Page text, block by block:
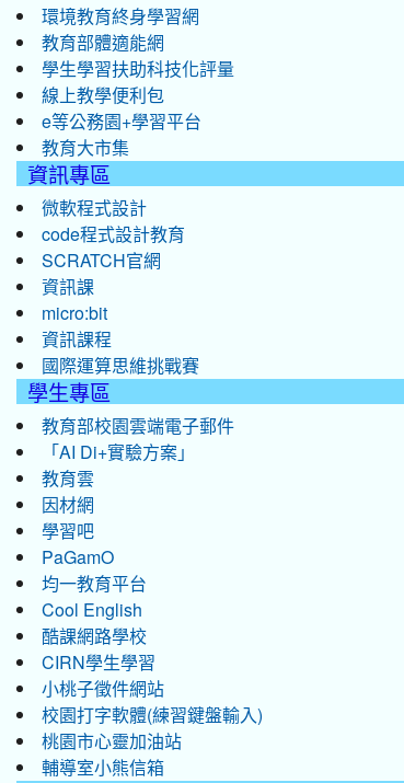
環境教育終身學習網
教育部體適能網
學生學習扶助科技化評量
線上教學便利包
e等公務園+學習平台
教育大市集
資訊專區
微軟程式設計
code程式設計教育
SCRATCH官網
資訊課
micro:bit
資訊課程
國際運算思維挑戰賽
學生專區
教育部校園雲端電子郵件
「AI Di+實驗方案」
教育雲
因材網
學習吧
PaGamO
均一教育平台
Cool English
酷課網路學校
CIRN學生學習
小桃子徵件網站
校園打字軟體(練習鍵盤輸入)
桃園市心靈加油站
輔導室小熊信箱